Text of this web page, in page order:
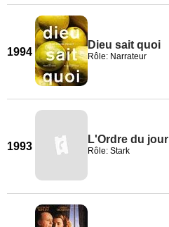
1994
Dieu sait quoi
Rôle: Narrateur
1993
L'Ordre du jour
Rôle: Stark